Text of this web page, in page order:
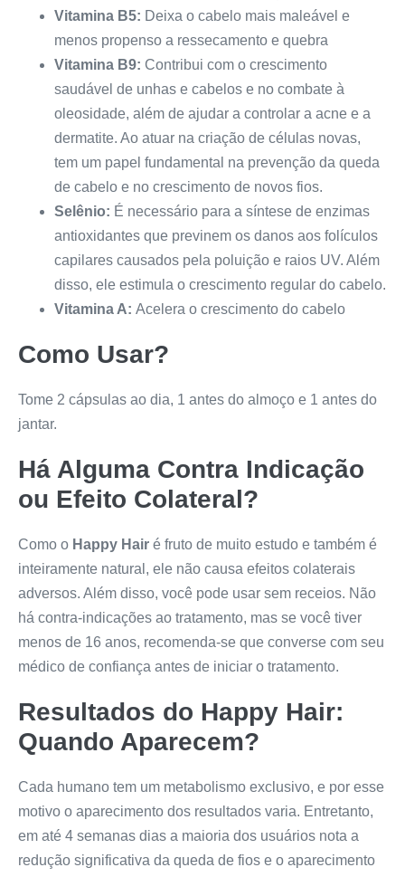
Vitamina B5: Deixa o cabelo mais maleável e
menos propenso a ressecamento e quebra
Vitamina B9: Contribui com o crescimento
saudável de unhas e cabelos e no combate à
oleosidade, além de ajudar a controlar a acne e a
dermatite. Ao atuar na criação de células novas,
tem um papel fundamental na prevenção da queda
de cabelo e no crescimento de novos fios.
Selênio: É necessário para a síntese de enzimas
antioxidantes que previnem os danos aos folículos
capilares causados pela poluição e raios UV. Além
disso, ele estimula o crescimento regular do cabelo.
Vitamina A: Acelera o crescimento do cabelo
Como Usar?
Tome 2 cápsulas ao dia, 1 antes do almoço e 1 antes do
jantar.
Há Alguma Contra Indicação
ou Efeito Colateral?
Como o Happy Hair é fruto de muito estudo e também é
inteiramente natural, ele não causa efeitos colaterais
adversos. Além disso, você pode usar sem receios. Não
há contra-indicações ao tratamento, mas se você tiver
menos de 16 anos, recomenda-se que converse com seu
médico de confiança antes de iniciar o tratamento.
Resultados do Happy Hair:
Quando Aparecem?
Cada humano tem um metabolismo exclusivo, e por esse
motivo o aparecimento dos resultados varia. Entretanto,
em até 4 semanas dias a maioria dos usuários nota a
redução significativa da queda de fios e o aparecimento